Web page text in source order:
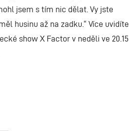
jsem s tím nic dělat. Vy jste
husinu až na zadku.“ Více uvidíte
show X Factor v neděli ve 20.15